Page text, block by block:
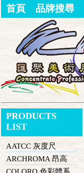
首頁 品牌搜尋
PRODUCTS
LIST
AATCC 灰度尺
ARCHROMA 昂高
COLORO 色彩體系